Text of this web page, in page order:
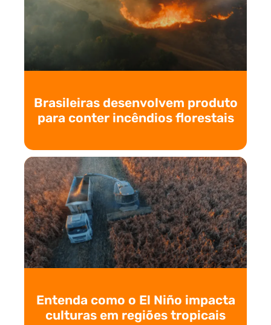
Brasileiras desenvolvem produto
para conter incêndios florestais
Entenda como o El Niño impacta
culturas em regiões tropicais